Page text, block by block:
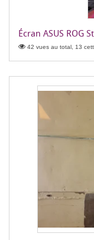
Écran ASUS ROG
42 vues au total, 13